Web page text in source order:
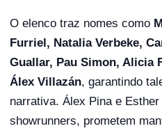
O elenco traz nomes como
Furriel, Natalia Verbeke,
Guallar, Pau Simon, Alicia
Álex Villazán, garantindo
narrativa. Álex Pina e
showrunners, prometem